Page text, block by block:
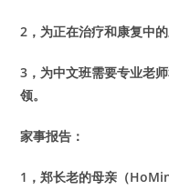
2，为正在治疗和康复中
3，为中文班需要专业老
领。
家事报告：
1，郑长老的母亲（